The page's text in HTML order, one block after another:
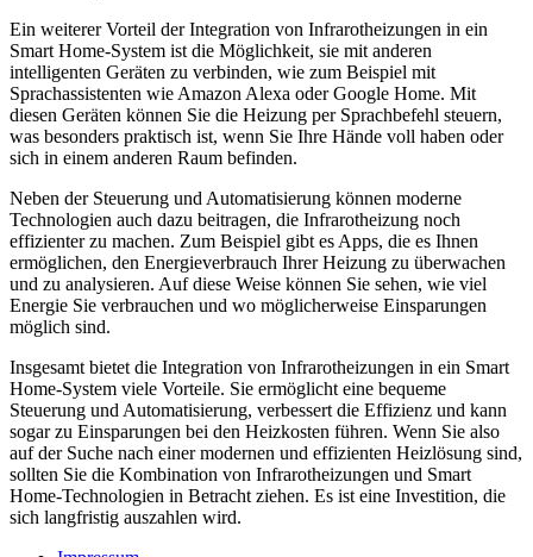
Ein weiterer Vorteil der Integration von Infrarotheizungen in ein
Smart Home-System ist die Möglichkeit, sie mit anderen
intelligenten Geräten zu verbinden, wie zum Beispiel mit
Sprachassistenten wie Amazon Alexa oder Google Home. Mit
diesen Geräten können Sie die Heizung per Sprachbefehl steuern,
was besonders praktisch ist, wenn Sie Ihre Hände voll haben oder
sich in einem anderen Raum befinden.
Neben der Steuerung und Automatisierung können moderne
Technologien auch dazu beitragen, die Infrarotheizung noch
effizienter zu machen. Zum Beispiel gibt es Apps, die es Ihnen
ermöglichen, den Energieverbrauch Ihrer Heizung zu überwachen
und zu analysieren. Auf diese Weise können Sie sehen, wie viel
Energie Sie verbrauchen und wo möglicherweise Einsparungen
möglich sind.
Insgesamt bietet die Integration von Infrarotheizungen in ein Smart
Home-System viele Vorteile. Sie ermöglicht eine bequeme
Steuerung und Automatisierung, verbessert die Effizienz und kann
sogar zu Einsparungen bei den Heizkosten führen. Wenn Sie also
auf der Suche nach einer modernen und effizienten Heizlösung sind,
sollten Sie die Kombination von Infrarotheizungen und Smart
Home-Technologien in Betracht ziehen. Es ist eine Investition, die
sich langfristig auszahlen wird.